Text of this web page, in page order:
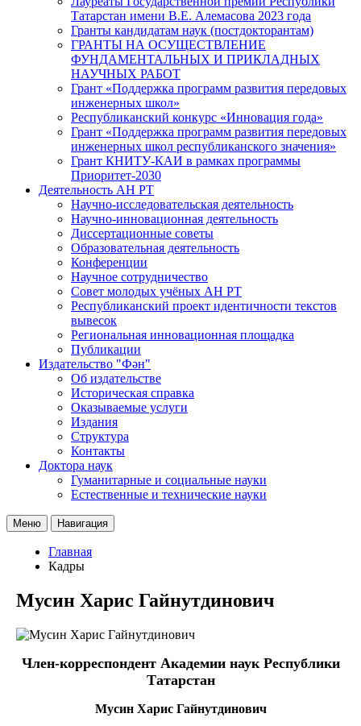
Татарстан имени В.Е. Алемасова 2023 года
Гранты кандидатам наук (постдокторантам)
ГРАНТЫ НА ОСУЩЕСТВЛЕНИЕ
ФУНДАМЕНТАЛЬНЫХ И ПРИКЛАДНЫХ
НАУЧНЫХ РАБОТ
Грант «Поддержка программ развития передовых
инженерных школ»
Республиканский конкурс «Инновация года»
Грант «Поддержка программ развития передовых
инженерных школ республиканского значения»
Грант КНИТУ-КАИ в рамках программы
Приоритет-2030
Деятельность АН РТ
Научно-исследовательская деятельность
Научно-инновационная деятельность
Диссертационные советы
Образовательная деятельность
Конференции
Научное сотрудничество
Совет молодых учёных АН РТ
Республиканский проект идентичности текстов
вывесок
Региональная инновационная площадка
Публикации
Издательство "Фән"
Об издательстве
Историческая справка
Оказываемые услуги
Издания
Структура
Контакты
Доктора наук
Гуманитарные и социальные науки
Естественные и технические науки
Меню Навигация
Главная
Кадры
Мусин Харис Гайнутдинович
Член-корреспондент Академии наук Республики
Татарстан
Мусин Харис Гайнутдинович